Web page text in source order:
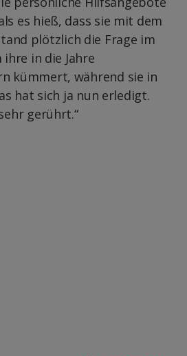
es hieß, dass sie mit dem
plötzlich die Frage im
ihre in die Jahre
kümmert, während sie in
hat sich ja nun erledigt.
gerührt.“